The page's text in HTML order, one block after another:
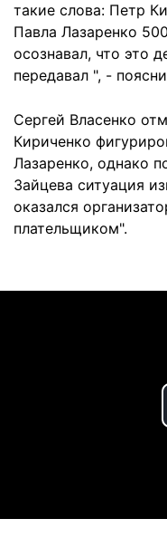
такие слова: Петр
Павла Лазаренко
осознавал, что это
передавал ", -
Сергей Власенко
Кириченко
Лазаренко, однако
Зайцева ситуация
оказался
плательщиком".